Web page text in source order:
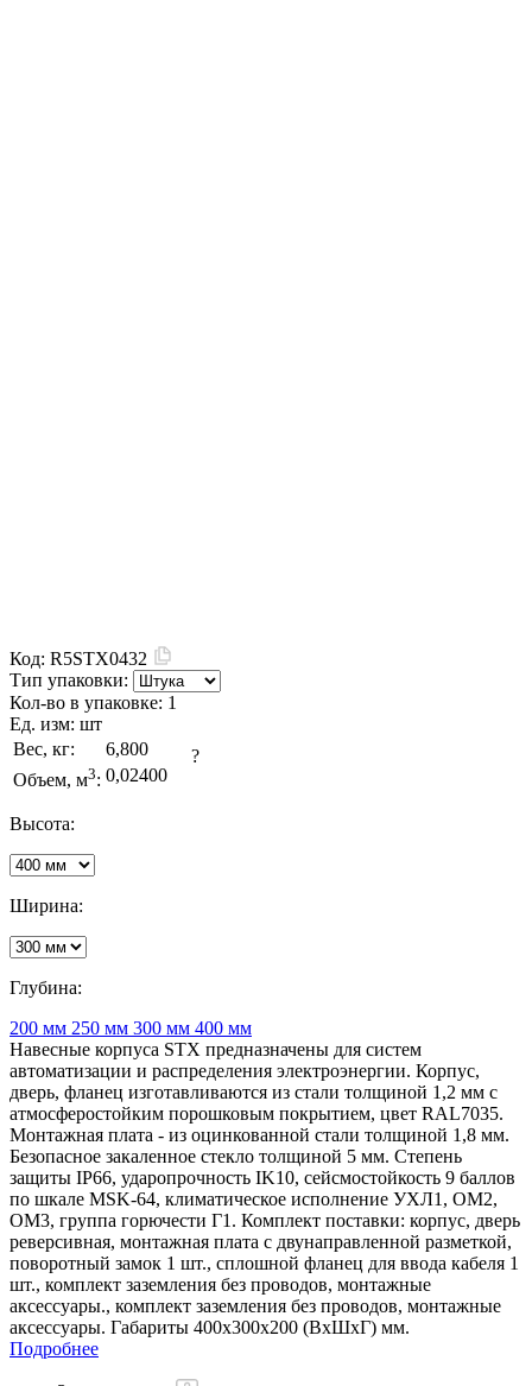
Код: R5STX0432
Тип упаковки:
Кол-во в упаковке: 1
Ед. изм: шт
Вес, кг:
6,800
Объем, м3: 0,02400
?
Высота:
Ширина:
Глубина:
200 мм 250 мм 300 мм 400 мм
Навесные корпуса STX предназначены для систем
автоматизации и распределения электроэнергии. Корпус,
дверь, фланец изготавливаются из стали толщиной 1,2 мм с
атмосферостойким порошковым покрытием, цвет RAL7035.
Монтажная плата - из оцинкованной стали толщиной 1,8 мм.
Безопасное закаленное стекло толщиной 5 мм. Степень
защиты IP66, ударопрочность IK10, сейсмостойкость 9 баллов
по шкале MSK-64, климатическое исполнение УХЛ1, ОМ2,
ОМ3, группа горючести Г1. Комплект поставки: корпус, дверь
реверсивная, монтажная плата с двунаправленной разметкой,
поворотный замок 1 шт., сплошной фланец для ввода кабеля 1
шт., комплект заземления без проводов, монтажные
аксессуары., комплект заземления без проводов, монтажные
аксессуары. Габариты 400x300x200 (ВхШхГ) мм.
Подробнее